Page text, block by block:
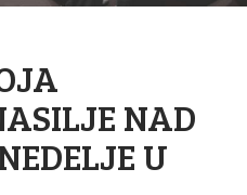
NAD
U